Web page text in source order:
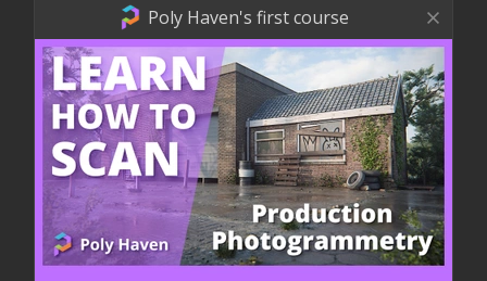
Poly Haven's first course